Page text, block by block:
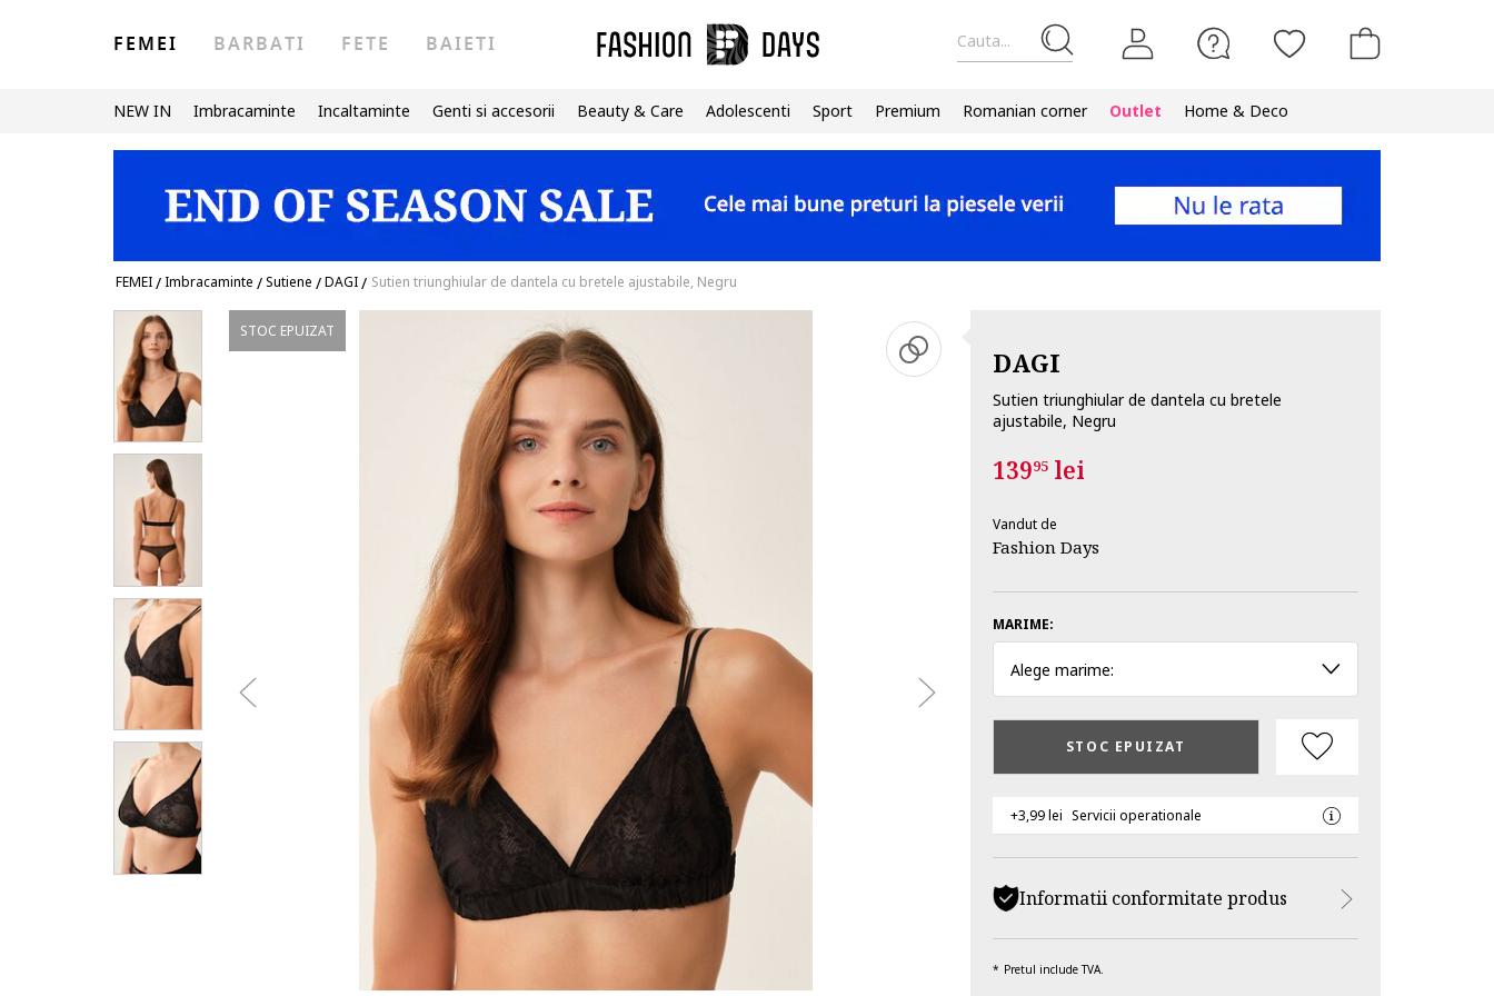
Cauta...
FEMEI BARBATI FETE BAIETI
NEW IN Imbracaminte Incaltaminte Genti si accesorii Beauty & Care Adolescenti Sport Premium Romanian corner Outlet Home & Deco
FEMEI/Imbracaminte /Sutiene /DAGI/ Sutien triunghiular de dantela cu bretele ajustabile, Negru
STOC EPUIZAT
DAGI
Sutien triunghiular de dantela cu bretele
ajustabile, Negru
13995lei
Vandut de
Fashion Days
MARIME:
Alege marime:
STOC EPUIZAT
+3,99 lei Servicii operationale
Informatii conformitate produs
Pretul include TVA.